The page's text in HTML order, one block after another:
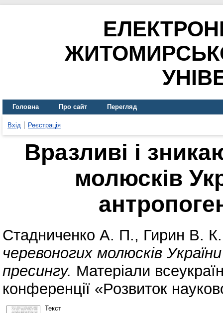
Головна Про сайт Перегляд
Вхід Реєстрація
Вразливі і
молюсків
Стадниченко А. П., Гирин В. К.
черевоногих молюсків
пресингу. Матеріали
конференції «Розвиток
Текст